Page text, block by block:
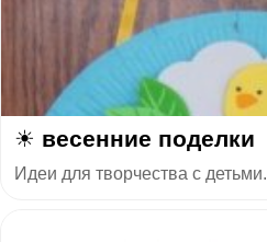
☀ весенние поделки
Идеи для творчества с детьми.